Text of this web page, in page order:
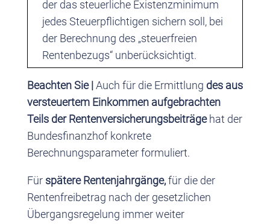
der das steuerliche Existenzminimum
jedes Steuerpflichtigen sichern soll, bei
der Berechnung des „steuerfreien
Rentenbezugs“ unberücksichtigt.
Beachten Sie | Auch für die Ermittlung des aus
versteuertem Einkommen aufgebrachten
Teils der Rentenversicherungsbeiträgehat der
Bundesfinanzhof konkrete
Berechnungsparameter formuliert.
Für spätere Rentenjahrgänge,für die der
Rentenfreibetrag nach der gesetzlichen
Übergangsregelung immer weiter